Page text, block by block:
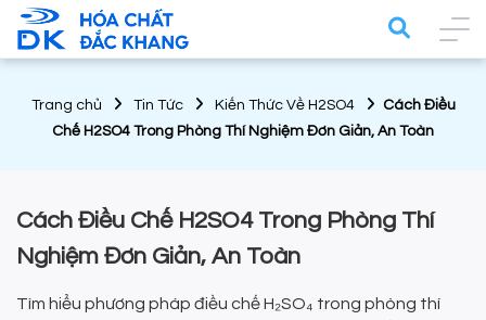
Trang chủ Tin Tức Kiến Thức Về H2SO4
Cách Điều
Chế H2SO4 Trong Phòng Thí Nghiệm Đơn Giản, An Toàn
Cách Điều Chế H2SO4 Trong Phòng Thí
Nghiệm Đơn Giản, An Toàn
Tìm hiểu phương pháp điều chế H₂SO₄ trong phòng thí